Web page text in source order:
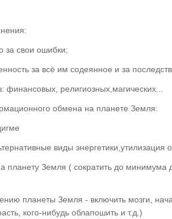
за свои ошибки;
за всё им содеянное и за
финансовых, религиозных,магических...
обмена на планете Земля:
виды энергетики,утилизация
планету Земля ( сократить до
планеты Земля - включить мозги,
кого-нибудь облапошить и т.д.)